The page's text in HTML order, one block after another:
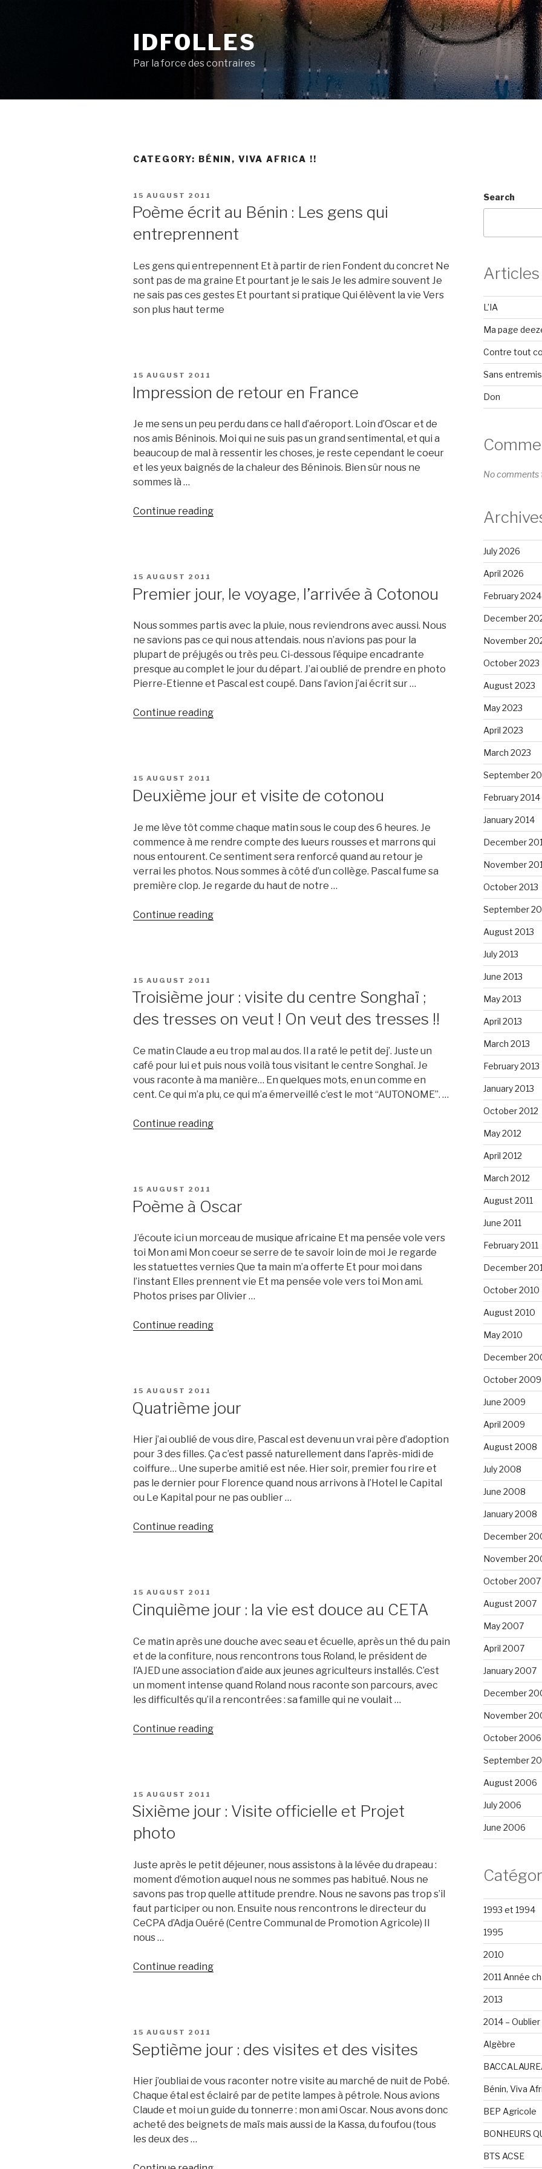
IDFOLLES
Par la force des contraires
CATEGORY: BÉNIN, VIVA AFRICA !!
POSTED
15 AUGUST 2011
Poème écrit au Bénin : Les gens qui
entreprennent
Les gens qui entrepennent Et à partir de rien Fondent du concret Ne
sont pas de ma graine Et pourtant je le sais Je les admire souvent Je
ne sais pas ces gestes Et pourtant si pratique Qui élèvent la vie Vers
son plus haut terme
POSTED
15 AUGUST 2011
Impression de retour en France
Je me sens un peu perdu dans ce hall d’aéroport. Loin d’Oscar et de
nos amis Béninois. Moi qui ne suis pas un grand sentimental, et qui a
beaucoup de mal à ressentir les choses, je reste cependant le coeur
et les yeux baignés de la chaleur des Béninois. Bien sûr nous ne
sommes là …
Continue reading“Impression
POSTED
15 AUGUST 2011
Premier jour, le voyage, l’arrivée à Cotonou
Nous sommes partis avec la pluie, nous reviendrons avec aussi. Nous
ne savions pas ce qui nous attendais. nous n’avions pas pour la
plupart de préjugés ou très peu. Ci-dessous l’équipe encadrante
presque au complet le jour du départ. J’ai oublié de prendre en photo
Pierre-Etienne et Pascal est coupé. Dans l’avion j’ai écrit sur …
Continue reading“Premier
Cotonou”
POSTED
15 AUGUST 2011
Deuxième jour et visite de cotonou
Je me lève tôt comme chaque matin sous le coup des 6 heures. Je
commence à me rendre compte des lueurs rousses et marrons qui
nous entourent. Ce sentiment sera renforcé quand au retour je
verrai les photos. Nous sommes à côté d’un collège. Pascal fume sa
première clop. Je regarde du haut de notre …
Continue reading“Deuxième
POSTED
15 AUGUST 2011
Troisième jour : visite du centre Songhaï ;
des tresses on veut ! On veut des tresses !!
Ce matin Claude a eu trop mal au dos. Il a raté le petit dej’. Juste un
café pour lui et puis nous voilà tous visitant le centre Songhaï. Je
vous raconte à ma manière… En quelques mots, en un comme en
cent. Ce qui m’a plu, ce qui m’a émerveillé c’est le mot “AUTONOME”. …
Continue reading“Troisième
Songhaï
des
tresses
on
veut
!
veut
POSTED
15 AUGUST 2011
Poème à Oscar
J’écoute ici un morceau de musique africaine Et ma pensée vole vers
toi Mon ami Mon coeur se serre de te savoir loin de moi Je regarde
les statuettes vernies Que ta main m’a offerte Et pour moi dans
l’instant Elles prennent vie Et ma pensée vole vers toi Mon ami.
Photos prises par Olivier …
Continue reading“Poème
POSTED
15 AUGUST 2011
Quatrième jour
Hier j’ai oublié de vous dire, Pascal est devenu un vrai père d’adoption
pour 3 des filles. Ça c’est passé naturellement dans l’après-midi de
coiffure… Une superbe amitié est née. Hier soir, premier fou rire et
pas le dernier pour Florence quand nous arrivons à l’Hotel le Capital
ou Le Kapital pour ne pas oublier …
Continue reading“Quatrième
POSTED
15 AUGUST 2011
Cinquième jour : la vie est douce au CETA
Ce matin après une douche avec seau et écuelle, après un thé du pain
et de la confiture, nous rencontrons tous Roland, le président de
l’AJED une association d’aide aux jeunes agriculteurs installés. C’est
un moment intense quand Roland nous raconte son parcours, avec
les difficultés qu’il a rencontrées : sa famille qui ne voulait …
Continue reading“Cinquième
douce
POSTED
15 AUGUST 2011
Sixième jour : Visite officielle et Projet
photo
Juste après le petit déjeuner, nous assistons à la lévée du drapeau :
moment d’émotion auquel nous ne sommes pas habitué. Nous ne
savons pas trop quelle attitude prendre. Nous ne savons pas trop s’il
faut participer ou non. Ensuite nous rencontrons le directeur du
CeCPA d’Adja Ouéré (Centre Communal de Promotion Agricole) Il
nous …
Continue reading“Sixième
Projet
POSTED
15 AUGUST 2011
Septième jour : des visites et des visites
Hier j’oubliai de vous raconter notre visite au marché de nuit de Pobé.
Chaque étal est éclairé par de petite lampes à pétrole. Nous avions
Claude et moi un guide du tonnerre : mon ami Oscar. Nous avons donc
acheté des beignets de maïs mais aussi de la Kassa, du foufou (tous
les deux des …
Search
L’IA
Ma page
Contre tout
Sans
Don
No comments
July 2026
April 2026
February 2024
December
November
October 2023
August 2023
May 2023
April 2023
March 2023
September
February 2014
January 2014
December
November
October 2013
September
August 2013
July 2013
June 2013
May 2013
April 2013
March 2013
February 2013
January 2013
October 2012
May 2012
April 2012
March 2012
August 2011
June 2011
February 2011
December
October 2010
August 2010
May 2010
December
October 2009
June 2009
April 2009
August 2008
July 2008
June 2008
January 2008
December
November
October 2007
August 2007
May 2007
April 2007
January 2007
December
November
October 2006
September
August 2006
July 2006
June 2006
1993 et 1994
1995
2010
2011 Année
2013
2014 –
Algèbre
Bénin, Viva
BEP Agricole
BONHEURS
BTS ACSE